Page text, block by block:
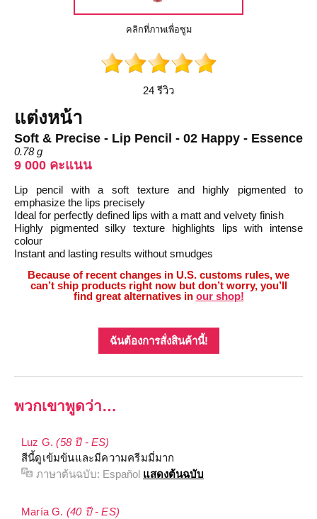
คลิกที่ภาพเพื่อซูม
24 รีวิว
แต่งหน้า
Soft & Precise - Lip Pencil - 02 Happy - Essence
0.78 g
9 000 คะแนน
Lip pencil with a soft texture and highly pigmented to
emphasize the lips precisely
Ideal for perfectly defined lips with a matt and velvety finish
Highly pigmented silky texture highlights lips with intense
colour
Instant and lasting results without smudges
Because of recent changes in U.S. customs rules, we
can’t ship products right now but don’t worry, you’ll
find great alternatives in our shop!
ฉันต้องการสั่งสินค้านี้!
พวกเขาพูดว่า…
Luz G.(58 ปี - ES)
สีนี้ดูเข้มข้นและมีความครีมมี่มาก
ภาษาต้นฉบับ: Español แสดงต้นฉบับ
María G. (40 ปี - ES)